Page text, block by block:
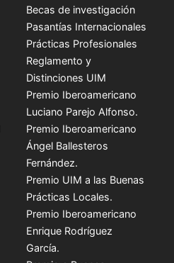
Becas de investigación
Pasantías Internacionales
Prácticas Profesionales
Reglamento y
Distinciones UIM
Premio Iberoamericano
Luciano Parejo Alfonso.
Premio Iberoamericano
Ángel Ballesteros
Fernández.
Premio UIM a las Buenas
Prácticas Locales.
Premio Iberoamericano
Enrique Rodríguez
García.